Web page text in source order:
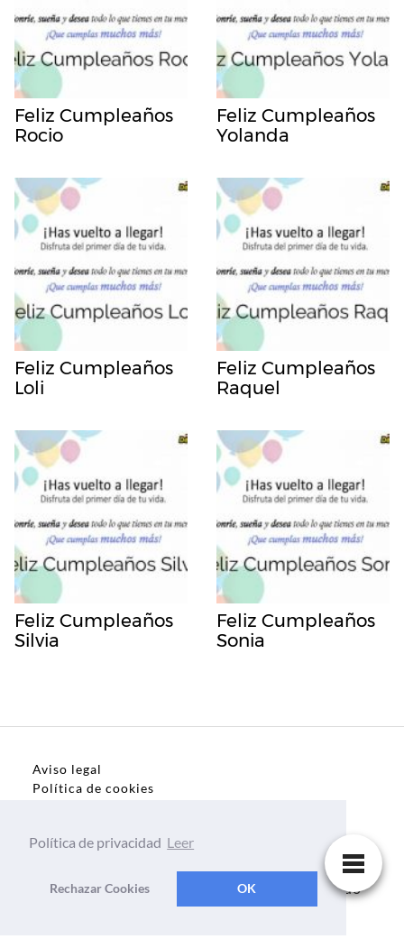
Feliz Cumpleaños
Rocio
Feliz Cumpleaños
Yolanda
Feliz Cumpleaños
Loli
Feliz Cumpleaños
Raquel
Feliz Cumpleaños
Silvia
Feliz Cumpleaños
Sonia
Aviso legal
Política de cookies
Dedicatorias, frases, textos para todo el mundo
Política de privacidad Leer
Rechazar Cookies OK